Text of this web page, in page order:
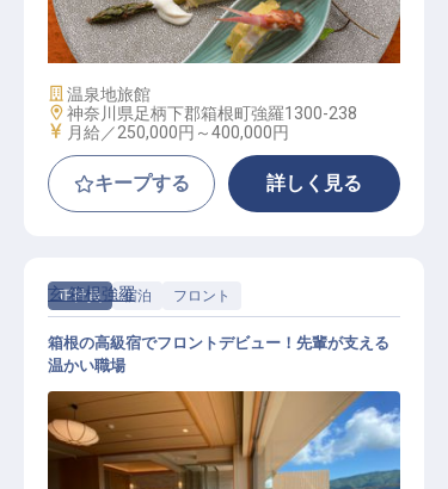
級宿で本格和食を学ぶ／寮2万
施設業態
温泉地旅館
勤務地
神奈川県足柄下郡箱根町強羅1300-238
給与
月給／250,000円～400,000円
キープする 詳しく見る
正社員 宿泊 フロント
玄 箱根強羅
箱根の高級宿でフロントデビュー！先輩が支える
温かい職場